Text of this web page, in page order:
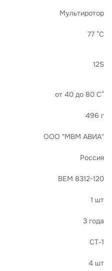
Мультиротор
77 °C
12S
от 40 до 80 С°
496 г
ООО "МВМ АВИА"
Россия
BEM 8312-120
1 шт
3 года
СТ-1
4 шт